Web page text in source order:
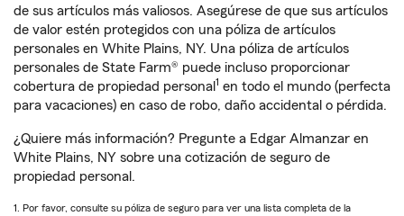
de sus artículos más valiosos. Asegúrese de que sus artículos
de valor estén protegidos con una póliza de artículos
personales en White Plains, NY. Una póliza de artículos
personales de State Farm® puede incluso proporcionar
cobertura de propiedad personal 1 en todo el mundo (perfecta
para vacaciones) en caso de robo, daño accidental o pérdida.
¿Quiere más información? Pregunte a Edgar Almanzar en
White Plains, NY sobre una cotización de seguro de
propiedad personal.
1. Por favor, consulte su póliza de seguro para ver una lista completa de la